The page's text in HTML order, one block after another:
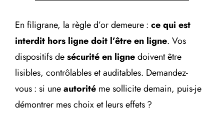
En filigrane, la règle d’or demeure : ce qui est
interdit hors ligne doit l’être en ligne. Vos
dispositifs desécurité en lignedoivent être
lisibles, contrôlables et auditables. Demandez-
vous : si uneautorité me sollicite demain, puis-je
démontrer mes choix et leurs effets ?